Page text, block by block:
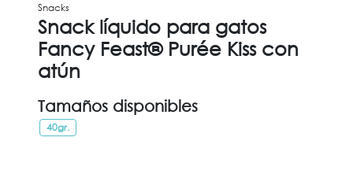
Snacks
Snack líquido para gatos
Fancy Feast® Purée Kiss con
atún
Tamaños disponibles
40gr.